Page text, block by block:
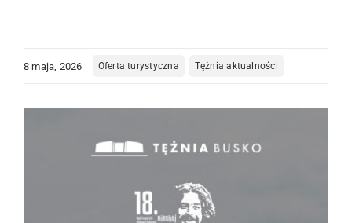
8 maja, 2026 Oferta turystyczna Tężnia aktualności